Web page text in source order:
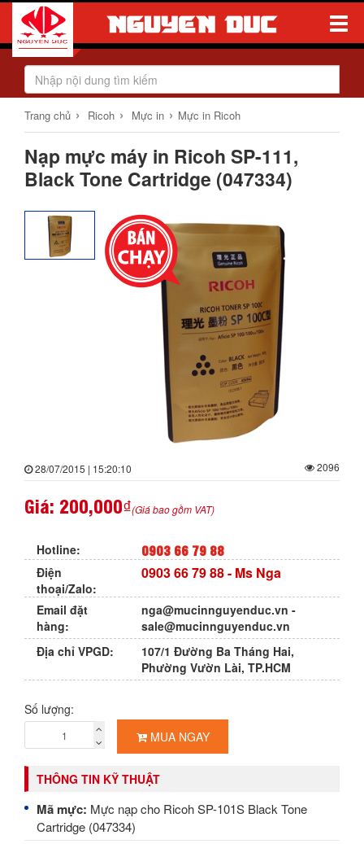
Toggle
Trang chủ › Ricoh › Mực in › Mực in Ricoh
Nạp mực máy in Ricoh SP-111,
Black Tone Cartridge (047334)
28/07/2015 | 15:20:10 2096
Giá: 200,000₫(Giá bao gồm VAT)
Hotline: 0903 66 79 88
Điện
thoại/Zalo:
0903 66 79 88- Ms Nga
Email đặt
hàng:
nga@mucinnguyenduc.vn -
sale@mucinnguyenduc.vn
Địa chỉ VPGD:
107/1 Đường Ba Tháng Hai,
Phường Vườn Lài, TP.HCM
Số lượng:
MUA NGAY
THÔNG TIN KỸ THUẬT
Mã mực: Mực nạp cho Ricoh SP-101S Black Tone
Cartridge (047334)